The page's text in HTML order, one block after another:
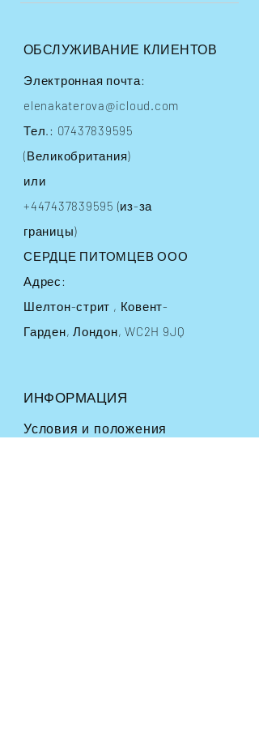
ОБСЛУЖИВАНИЕ КЛИЕНТОВ
Электронная почта:
elenakaterova@icloud.com
Тел.: 07437839595
(Великобритания)
или
+447437839595 (из-за
границы)
СЕРДЦЕ ПИТОМЦЕВ ООО
Адрес:
Шелтон-стрит , Ковент-
Гарден, Лондон, WC2H 9JQ
ИНФОРМАЦИЯ
Условия и положения